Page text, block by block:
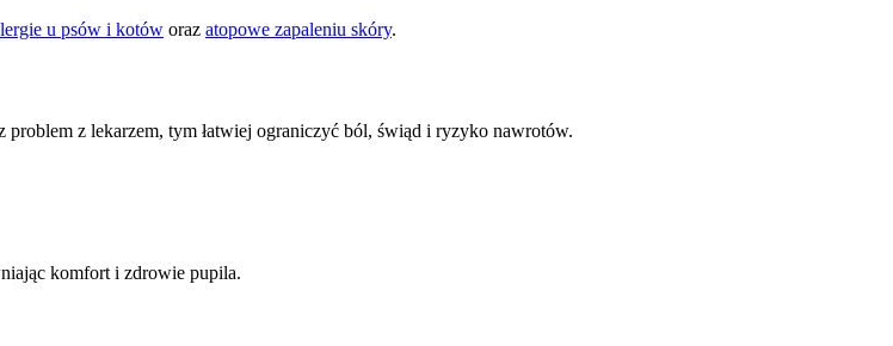
u psów i kotów oraz atopowe zapaleniu skóry.
z lekarzem, tym łatwiej ograniczyć ból, świąd i ryzyko nawrotów.
komfort i zdrowie pupila.